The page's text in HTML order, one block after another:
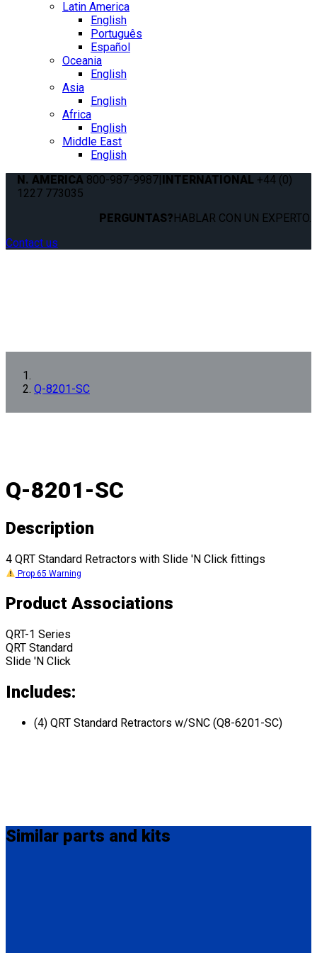
Latin America
English
Português
Español
Oceania
English
Asia
English
Africa
English
Middle East
English
N. AMERICA 800-987-9987|INTERNATIONAL +44 (0)
1227 773035
PERGUNTAS?HABLAR CON UN EXPERTO.
Contact us
Q-8201-SC
Q-8201-SC
Description
4 QRT Standard Retractors with Slide 'N Click fittings
Prop 65 Warning
Product Associations
QRT-1 Series
QRT Standard
Slide 'N Click
Includes:
(4) QRT Standard Retractors w/SNC (Q8-6201-SC)
Similar parts and kits